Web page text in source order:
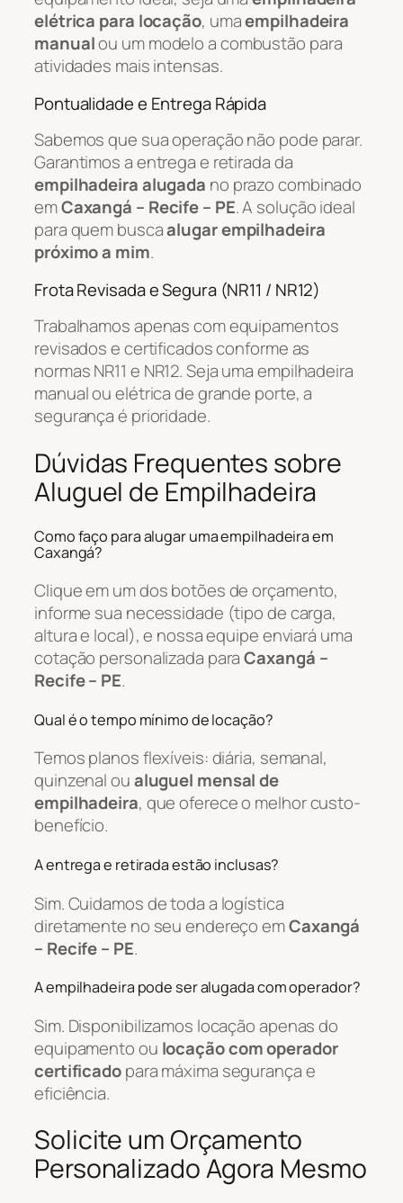
elétrica para locação, umaempilhadeira
manualou um modelo a combustão para
atividades mais intensas.
Pontualidade e Entrega Rápida
Sabemos que sua operação não pode parar.
Garantimos a entrega e retirada da
empilhadeira alugada no prazo combinado
emCaxangá – Recife – PE. A solução ideal
para quem buscaalugar empilhadeira
próximo a mim.
Frota Revisada e Segura (NR11 / NR12)
Trabalhamos apenas com equipamentos
revisados e certificados conforme as
normas NR11 e NR12. Seja uma empilhadeira
manual ou elétrica de grande porte, a
segurança é prioridade.
Dúvidas Frequentes sobre
Aluguel de Empilhadeira
Como faço para alugar uma empilhadeira em
Caxangá?
Clique em um dos botões de orçamento,
informe sua necessidade (tipo de carga,
altura e local), e nossa equipe enviará uma
cotação personalizada paraCaxangá –
Recife – PE.
Qual é o tempo mínimo de locação?
Temos planos flexíveis: diária, semanal,
quinzenal oualuguel mensal de
empilhadeira, que oferece o melhor custo-
benefício.
A entrega e retirada estão inclusas?
Sim. Cuidamos de toda a logística
diretamente no seu endereço emCaxangá
– Recife – PE.
A empilhadeira pode ser alugada com operador?
Sim. Disponibilizamos locação apenas do
equipamento ou locação com operador
certificadopara máxima segurança e
eficiência.
Solicite um Orçamento
Personalizado Agora Mesmo